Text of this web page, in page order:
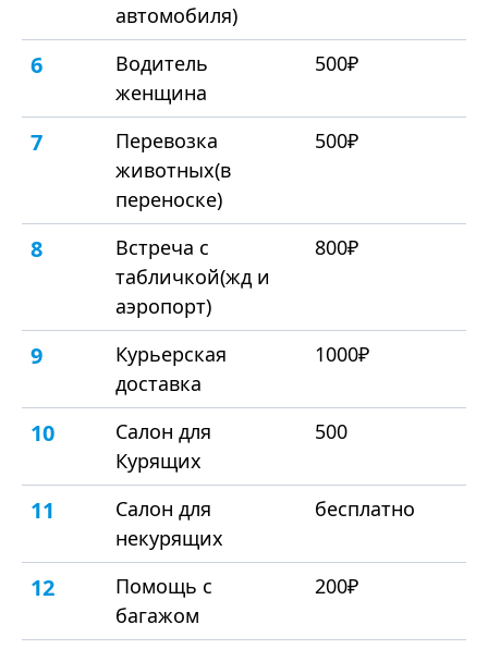
автомобиля)
6
Водитель
женщина
500₽
7
Перевозка
животных(в
переноске)
500₽
8
Встреча с
табличкой(жд и
аэропорт)
800₽
9
Курьерская
доставка
1000₽
10
Салон для
Курящих
500
11
Салон для
некурящих
бесплатно
12
Помощь с
багажом
200₽